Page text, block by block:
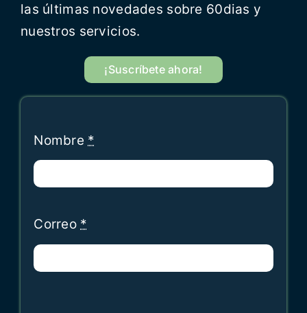
las últimas novedades sobre 60dias y
nuestros servicios.
¡Suscríbete ahora!
Nombre *
Correo *